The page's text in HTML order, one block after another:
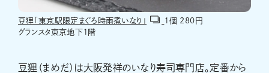
豆狸「東京駅限定まぐろ時雨煮いなり」
１個 280円
グランスタ東京地下１階
豆狸（まめだ）は大阪発祥のいなり寿司専門店。定番から